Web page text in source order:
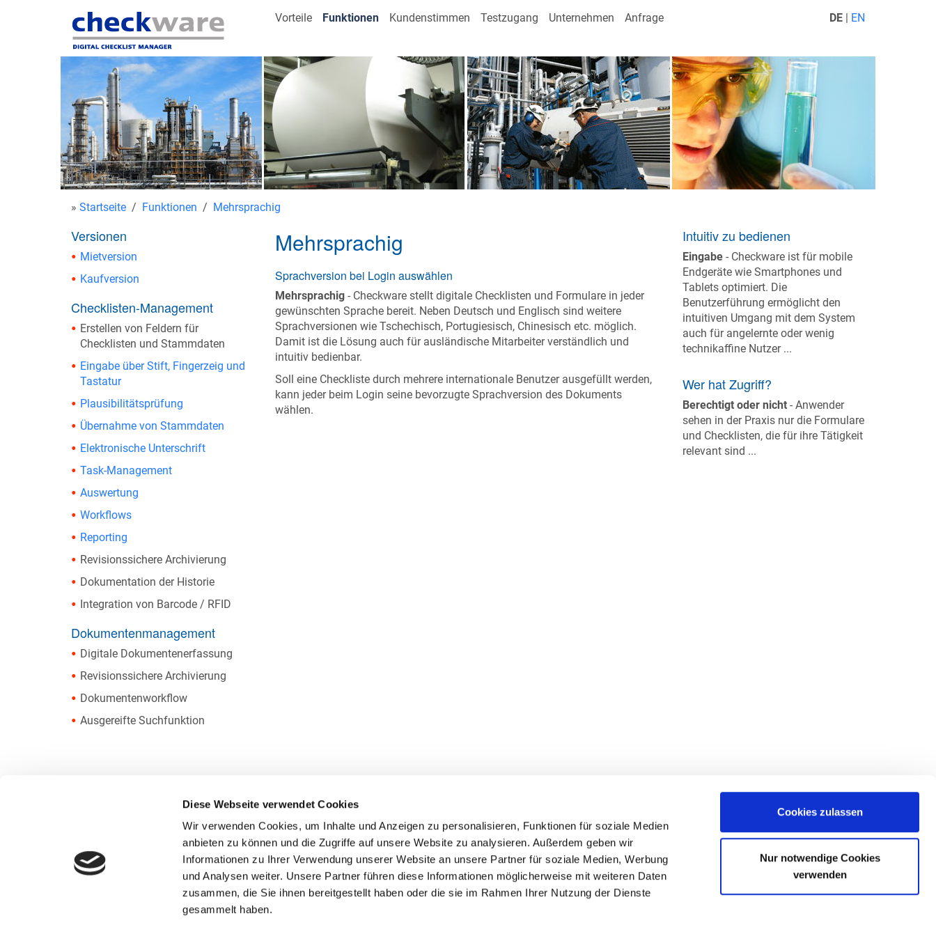
Diese Webseite verwendet Cookies
Wir verwenden Cookies, um Inhalte und Anzeigen zu personalisieren, Funktionen für soziale Medien
anbieten zu können und die Zugriffe auf unsere Website zu analysieren. Außerdem geben wir
Informationen zu Ihrer Verwendung unserer Website an unsere Partner für soziale Medien, Werbung
und Analysen weiter. Unsere Partner führen diese Informationen möglicherweise mit weiteren Daten
zusammen, die Sie ihnen bereitgestellt haben oder die sie im Rahmen Ihrer Nutzung der Dienste
gesammelt haben.
Cookies zulassen
Nur notwendige Cookies
verwenden
DE | EN
Vorteile Funktionen Kundenstimmen Testzugang Unternehmen Anfrage
» Startseite / Funktionen / Mehrsprachig
Mehrsprachig
Sprachversion bei Login auswählen
Mehrsprachig - Checkware stellt digitale Checklisten und Formulare in jeder
gewünschten Sprache bereit. Neben Deutsch und Englisch sind weitere
Sprachversionen wie Tschechisch, Portugiesisch, Chinesisch etc. möglich.
Damit ist die Lösung auch für ausländische Mitarbeiter verständlich und
intuitiv bedienbar.
Soll eine Checkliste durch mehrere internationale Benutzer ausgefüllt werden,
kann jeder beim Login seine bevorzugte Sprachversion des Dokuments
wählen.
Versionen
Mietversion
Kaufversion
Checklisten-Management
Erstellen von Feldern für
Checklisten und Stammdaten
Eingabe über Stift, Fingerzeig und
Tastatur
Plausibilitätsprüfung
Übernahme von Stammdaten
Elektronische Unterschrift
Task-Management
Auswertung
Workflows
Reporting
Revisionssichere Archivierung
Dokumentation der Historie
Integration von Barcode / RFID
Dokumentenmanagement
Digitale Dokumentenerfassung
Revisionssichere Archivierung
Dokumentenworkflow
Ausgereifte Suchfunktion
Intuitiv zu bedienen
Eingabe - Checkware ist für mobile
Endgeräte wie Smartphones und
Tablets optimiert. Die
Benutzerführung ermöglicht den
intuitiven Umgang mit dem System
auch für angelernte oder wenig
technikaffine Nutzer ...
Wer hat Zugriff?
Berechtigt oder nicht- Anwender
sehen in der Praxis nur die Formulare
und Checklisten, die für ihre Tätigkeit
relevant sind ...
Startseite
Unternehmen
Funktionen
Kundenstimmen
Videos
Germanedge Solutions GmbH
Martin-Luther-Ring 13
04109Leipzig
Telefon+49 (0) 8677 8776-0